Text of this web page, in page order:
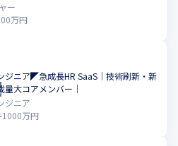
ー
万円
ジニア◤急成長HR SaaS｜技術刷新・新
大コアメンバー｜
ジニア
-1000万円